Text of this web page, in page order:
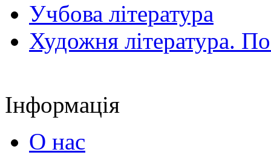
Учбова література
Художня література.
Інформація
О нас